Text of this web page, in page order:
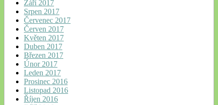
Září 2017
Srpen 2017
Červenec 2017
Červen 2017
Květen 2017
Duben 2017
Březen 2017
Únor 2017
Leden 2017
Prosinec 2016
Listopad 2016
Říjen 2016